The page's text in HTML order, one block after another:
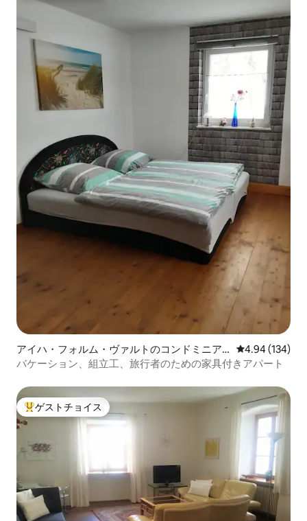
アイハ・フォルム・ヴァルトのコンドミニア
ム
レビュー134
4.94 (134)
バケーション、組立工、旅行者のための家具付きアパート
大好評のゲストチョイスです。
ゲストチョイス